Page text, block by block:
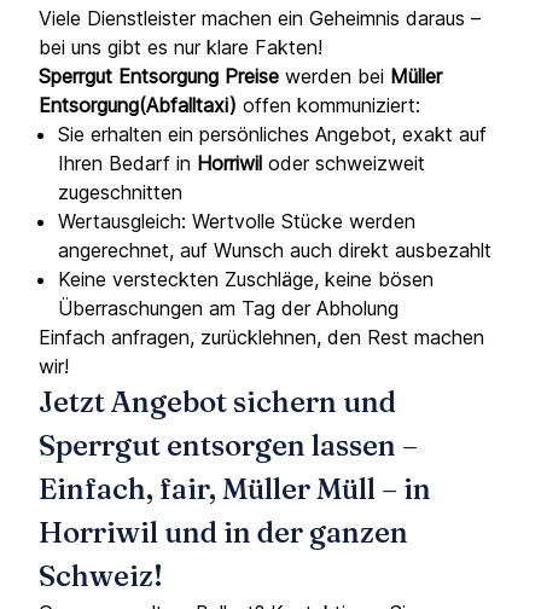
Viele Dienstleister machen ein Geheimnis daraus –
bei uns gibt es nur klare Fakten!
Sperrgut Entsorgung Preise werden bei Müller
Entsorgung(Abfalltaxi) offen kommuniziert:
Sie erhalten ein persönliches Angebot, exakt auf
Ihren Bedarf in Horriwil oder schweizweit
zugeschnitten
Wertausgleich: Wertvolle Stücke werden
angerechnet, auf Wunsch auch direkt ausbezahlt
Keine versteckten Zuschläge, keine bösen
Überraschungen am Tag der Abholung
Einfach anfragen, zurücklehnen, den Rest machen
wir!
Jetzt Angebot sichern und
Sperrgut entsorgen lassen –
Einfach, fair, Müller Müll – in
Horriwil und in der ganzen
Schweiz!